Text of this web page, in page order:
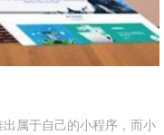
属于自己的小程序，而小